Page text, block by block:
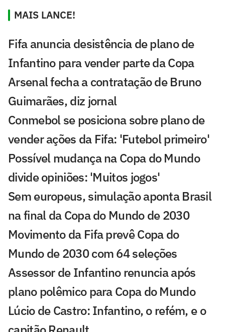
MAIS LANCE!
Fifa anuncia desistência de plano de
Infantino para vender parte da Copa
Arsenal fecha a contratação de Bruno
Guimarães, diz jornal
Conmebol se posiciona sobre plano de
vender ações da Fifa: 'Futebol primeiro'
Possível mudança na Copa do Mundo
divide opiniões: 'Muitos jogos'
Sem europeus, simulação aponta Brasil
na final da Copa do Mundo de 2030
Movimento da Fifa prevê Copa do
Mundo de 2030 com 64 seleções
Assessor de Infantino renuncia após
plano polêmico para Copa do Mundo
Lúcio de Castro: Infantino, o refém, e o